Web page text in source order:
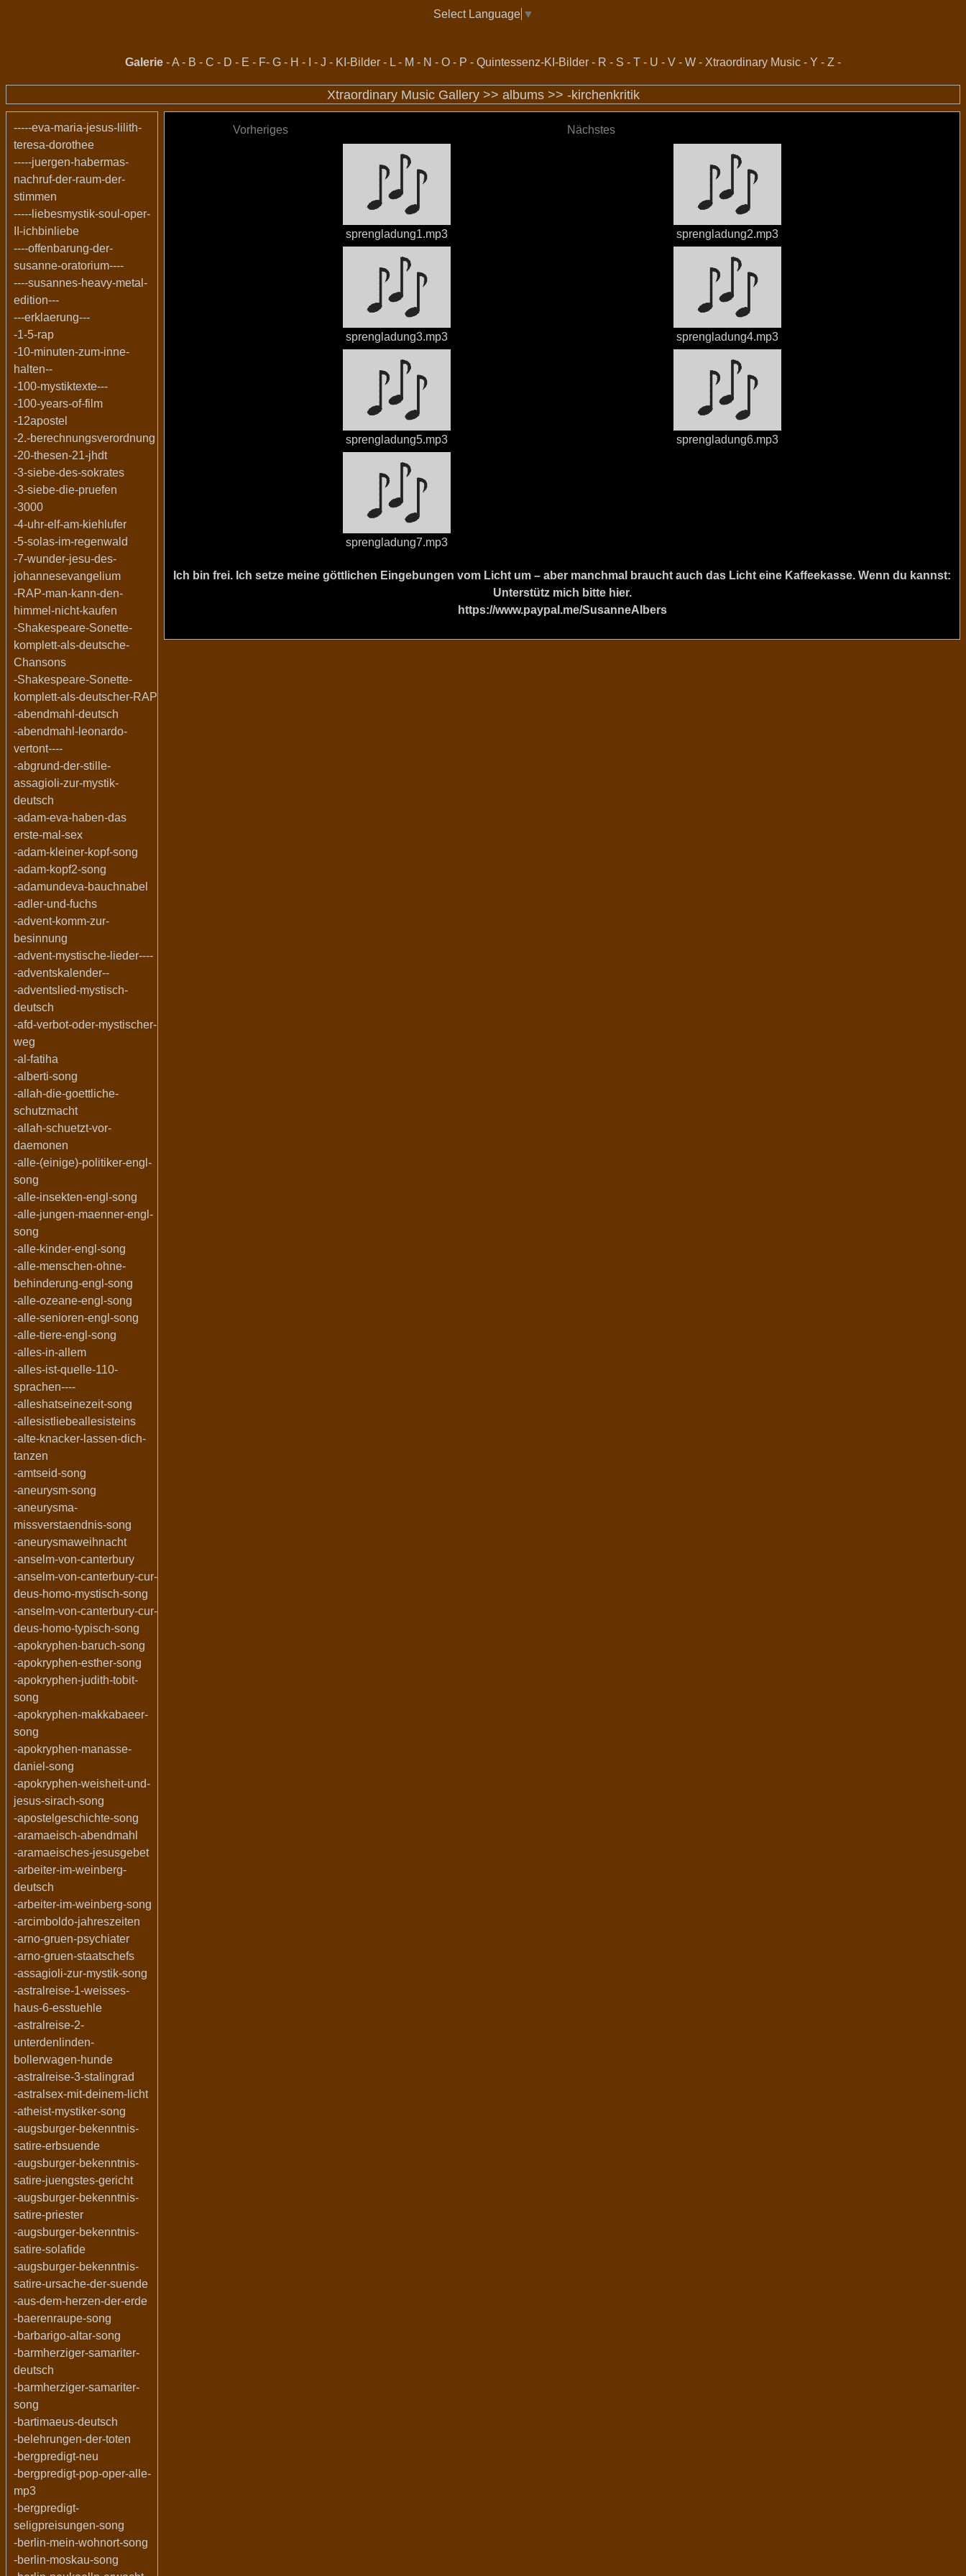
Select Language ▼
Galerie -A - B - C - D - E - F- G - H - - J - KI-Bilder - L - M - N - O - P - Quintessenz-KI-Bilder - R - S - T - U - V - W - Xtraordinary Music - Y - Z -
Xtraordinary Music Gallery >> albums>> -kirchenkritik
-----eva-maria-jesus-lilith-
teresa-dorothee
-----juergen-habermas-
nachruf-der-raum-der-
stimmen
-----liebesmystik-soul-oper-
II-ichbinliebe
----offenbarung-der-
susanne-oratorium----
----susannes-heavy-metal-
edition---
---erklaerung---
-1-5-rap
-10-minuten-zum-inne-
halten--
-100-mystiktexte---
-100-years-of-film
-12apostel
-2.-berechnungsverordnung
-20-thesen-21-jhdt
-3-siebe-des-sokrates
-3-siebe-die-pruefen
-3000
-4-uhr-elf-am-kiehlufer
-5-solas-im-regenwald
-7-wunder-jesu-des-
johannesevangelium
-RAP-man-kann-den-
himmel-nicht-kaufen
-Shakespeare-Sonette-
komplett-als-deutsche-
Chansons
-Shakespeare-Sonette-
komplett-als-deutscher-RAP
-abendmahl-deutsch
-abendmahl-leonardo-
vertont----
-abgrund-der-stille-
assagioli-zur-mystik-
deutsch
-adam-eva-haben-das
erste-mal-sex
-adam-kleiner-kopf-song
-adam-kopf2-song
-adamundeva-bauchnabel
-adler-und-fuchs
-advent-komm-zur-
besinnung
-advent-mystische-lieder----
-adventskalender--
-adventslied-mystisch-
deutsch
-afd-verbot-oder-mystischer-
weg
-al-fatiha
-alberti-song
-allah-die-goettliche-
schutzmacht
-allah-schuetzt-vor-
daemonen
-alle-(einige)-politiker-engl-
song
-alle-insekten-engl-song
-alle-jungen-maenner-engl-
song
-alle-kinder-engl-song
-alle-menschen-ohne-
behinderung-engl-song
-alle-ozeane-engl-song
-alle-senioren-engl-song
-alle-tiere-engl-song
-alles-in-allem
-alles-ist-quelle-110-
sprachen----
-alleshatseinezeit-song
-allesistliebeallesisteins
-alte-knacker-lassen-dich-
tanzen
-amtseid-song
-aneurysm-song
-aneurysma-
missverstaendnis-song
-aneurysmaweihnacht
-anselm-von-canterbury
-anselm-von-canterbury-cur-
deus-homo-mystisch-song
-anselm-von-canterbury-cur-
deus-homo-typisch-song
-apokryphen-baruch-song
-apokryphen-esther-song
-apokryphen-judith-tobit-
song
-apokryphen-makkabaeer-
song
-apokryphen-manasse-
daniel-song
-apokryphen-weisheit-und-
jesus-sirach-song
-apostelgeschichte-song
-aramaeisch-abendmahl
-aramaeisches-jesusgebet
-arbeiter-im-weinberg-
deutsch
-arbeiter-im-weinberg-song
-arcimboldo-jahreszeiten
-arno-gruen-psychiater
-arno-gruen-staatschefs
-assagioli-zur-mystik-song
-astralreise-1-weisses-
haus-6-esstuehle
-astralreise-2-
unterdenlinden-
bollerwagen-hunde
-astralreise-3-stalingrad
-astralsex-mit-deinem-licht
-atheist-mystiker-song
-augsburger-bekenntnis-
satire-erbsuende
-augsburger-bekenntnis-
satire-juengstes-gericht
-augsburger-bekenntnis-
satire-priester
-augsburger-bekenntnis-
satire-solafide
-augsburger-bekenntnis-
satire-ursache-der-suende
-aus-dem-herzen-der-erde
-baerenraupe-song
-barbarigo-altar-song
-barmherziger-samariter-
deutsch
-barmherziger-samariter-
song
-bartimaeus-deutsch
-belehrungen-der-toten
-bergpredigt-neu
-bergpredigt-pop-oper-alle-
mp3
-bergpredigt-
seligpreisungen-song
-berlin-mein-wohnort-song
-berlin-moskau-song
Vorheriges Nächstes
sprengladung1.mp3 sprengladung2.mp3
sprengladung3.mp3 sprengladung4.mp3
sprengladung5.mp3 sprengladung6.mp3
sprengladung7.mp3
Ich bin frei. Ich setze meine göttlichen Eingebungen vom Licht um – aber manchmal braucht auch das Licht eine Kaffeekasse. Wenn du kannst:
Unterstütz mich bitte hier.
https://www.paypal.me/SusanneAlbers